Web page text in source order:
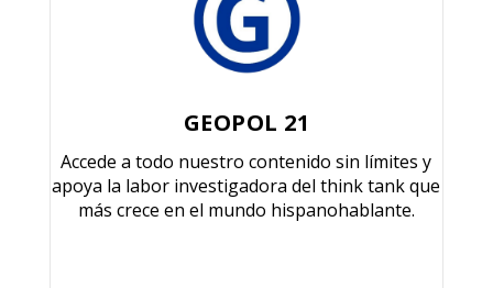
GEOPOL 21
Accede a todo nuestro contenido sin límites y
apoya la labor investigadora del think tank que
más crece en el mundo hispanohablante.